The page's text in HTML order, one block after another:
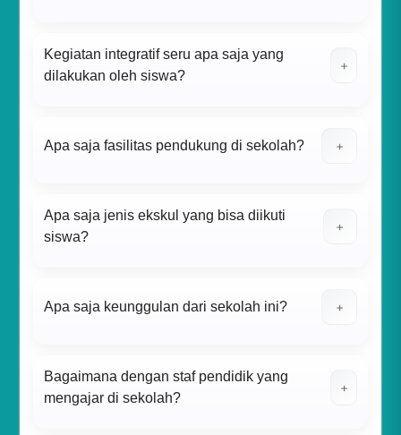
Kegiatan integratif seru apa saja yang
dilakukan oleh siswa?
+
Apa saja fasilitas pendukung di sekolah? +
Apa saja jenis ekskul yang bisa diikuti
siswa?
+
Apa saja keunggulan dari sekolah ini? +
Bagaimana dengan staf pendidik yang
mengajar di sekolah?
+